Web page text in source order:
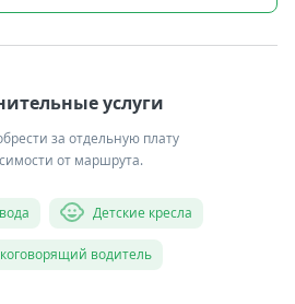
услуги
за отдельную плату
от маршрута.
Детские кресла
водитель